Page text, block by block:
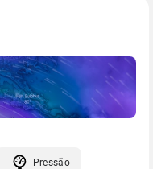
Pressão